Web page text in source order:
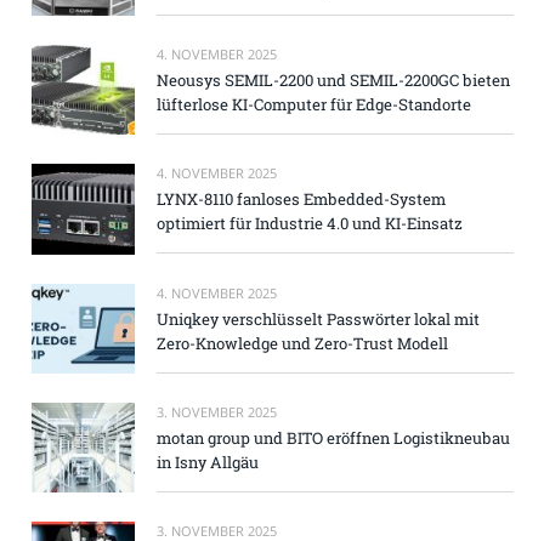
4. NOVEMBER 2025
Neousys SEMIL-2200 und SEMIL-2200GC bieten
lüfterlose KI-Computer für Edge-Standorte
4. NOVEMBER 2025
LYNX-8110 fanloses Embedded-System
optimiert für Industrie 4.0 und KI-Einsatz
4. NOVEMBER 2025
Uniqkey verschlüsselt Passwörter lokal mit
Zero-Knowledge und Zero-Trust Modell
3. NOVEMBER 2025
motan group und BITO eröffnen Logistikneubau
in Isny Allgäu
3. NOVEMBER 2025